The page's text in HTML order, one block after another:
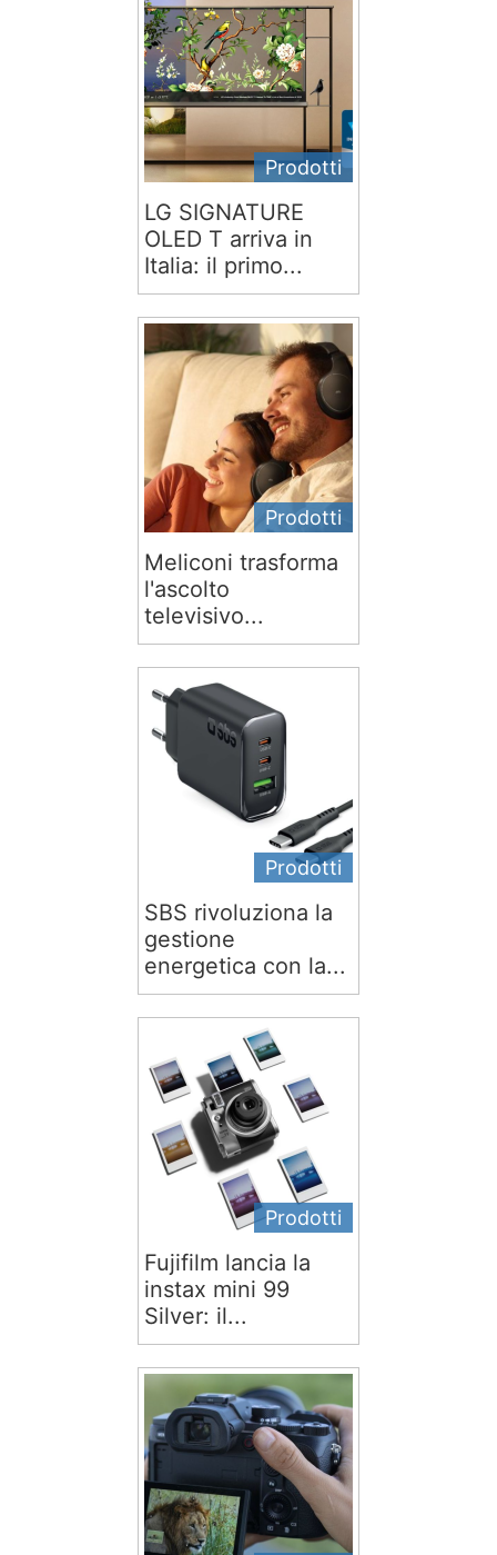
Prodotti
LG SIGNATURE
OLED T arriva in
Italia: il primo...
Prodotti
Meliconi trasforma
l'ascolto
televisivo...
Prodotti
SBS rivoluziona la
gestione
energetica con la...
Prodotti
Fujifilm lancia la
instax mini 99
Silver: il...